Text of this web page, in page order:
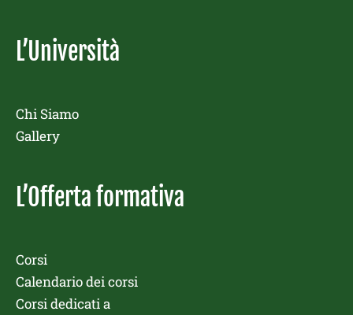
L’Università
Chi Siamo
Gallery
L’Offerta formativa
Corsi
Calendario dei corsi
Corsi dedicati a